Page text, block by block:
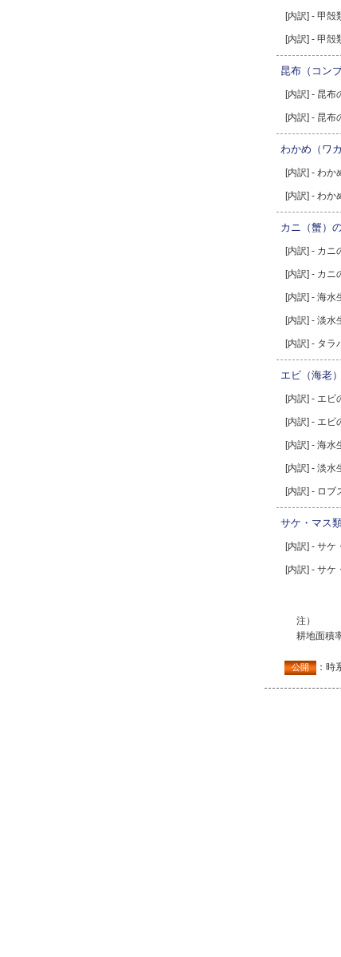
[内訳] - 甲殻
[内訳] - 甲殻
昆布（コン
[内訳] - 昆布
[内訳] - 昆布
わかめ（ワ
[内訳] - わか
[内訳] - わか
カニ（蟹）
[内訳] - カニ
[内訳] - カニ
[内訳] - 海水
[内訳] - 淡水
[内訳] - タラ
エビ（海老
[内訳] - エビ
[内訳] - エビ
[内訳] - 海水
[内訳] - 淡水
[内訳] - ロブ
サケ・マス
[内訳] - サケ
[内訳] - サケ
注）
耕地面積
公開 ：時